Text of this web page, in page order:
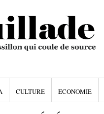
CULTURE ECONOMIE